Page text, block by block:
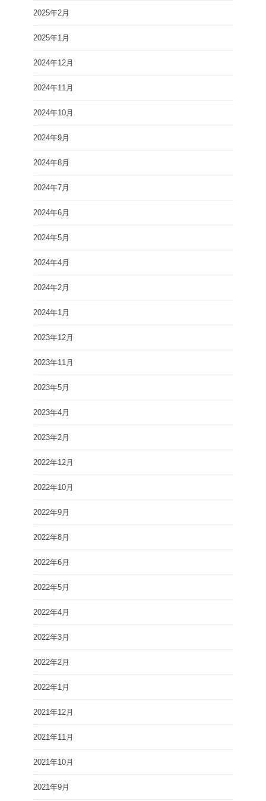
2025年2月
2025年1月
2024年12月
2024年11月
2024年10月
2024年9月
2024年8月
2024年7月
2024年6月
2024年5月
2024年4月
2024年2月
2024年1月
2023年12月
2023年11月
2023年5月
2023年4月
2023年2月
2022年12月
2022年10月
2022年9月
2022年8月
2022年6月
2022年5月
2022年4月
2022年3月
2022年2月
2022年1月
2021年12月
2021年11月
2021年10月
2021年9月